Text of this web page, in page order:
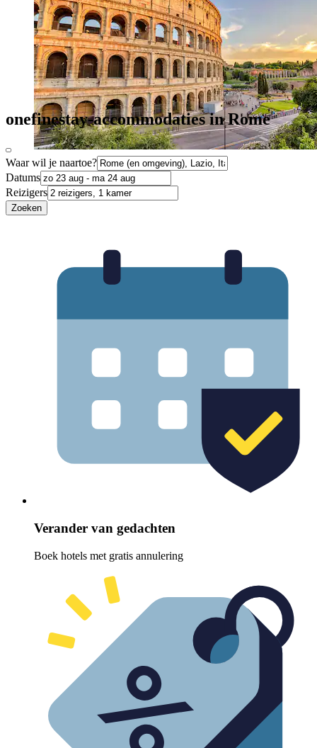
onefinestay-accommodaties in Rome
Waar wil je naartoe?
Datums
Reizigers
Zoeken
Verander van gedachten
Boek hotels met gratis annulering